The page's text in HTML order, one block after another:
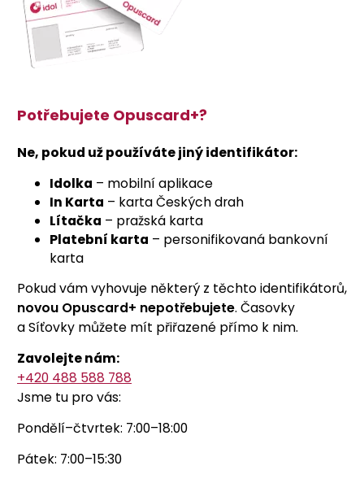
Potřebujete Opuscard+?
Ne, pokud už používáte jiný identifikátor:
Idolka – mobilní aplikace
In Karta – karta Českých drah
Lítačka – pražská karta
Platební karta – personifikovaná bankovní
karta
Pokud vám vyhovuje některý z těchto identifikátorů,
novou Opuscard+ nepotřebujete. Časovky
a Síťovky můžete mít přiřazené přímo k nim.
Zavolejte nám:
+420 488 588 788
Jsme tu pro vás:
Pondělí–čtvrtek: 7:00–18:00
Pátek: 7:00–15:30